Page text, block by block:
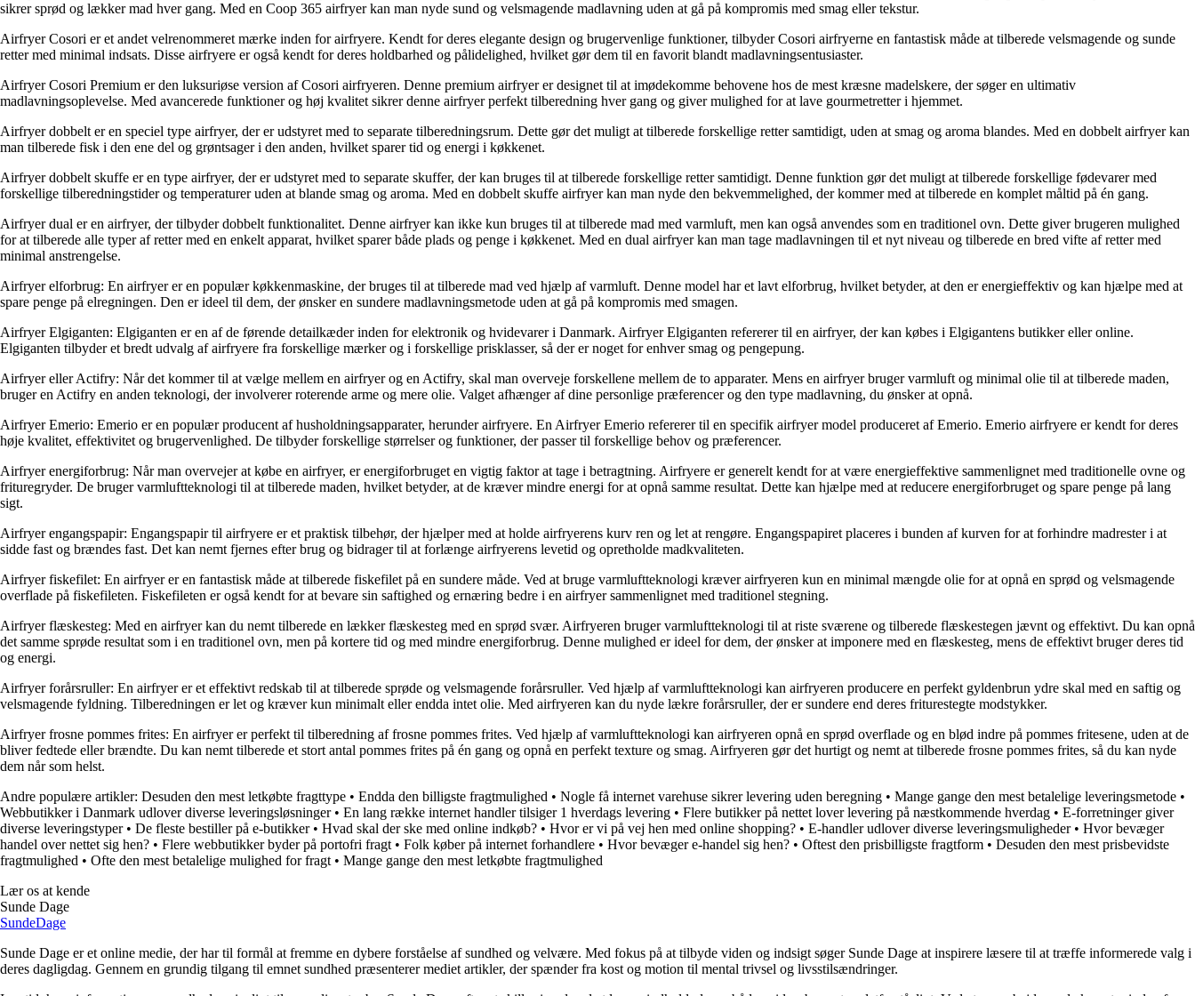
sikrer sprød og lækker mad hver gang. Med en Coop 365 airfryer kan man nyde sund og velsmagende madlavning uden at gå på kompromis med smag eller tekstur.
Airfryer Cosori er et andet velrenommeret mærke inden for airfryere. Kendt for deres elegante design og brugervenlige funktioner, tilbyder Cosori airfryerne en fantastisk måde at tilberede velsmagende og sunde
retter med minimal indsats. Disse airfryere er også kendt for deres holdbarhed og pålidelighed, hvilket gør dem til en favorit blandt madlavningsentusiaster.
Airfryer Cosori Premium er den luksuriøse version af Cosori airfryeren. Denne premium airfryer er designet til at imødekomme behovene hos de mest kræsne madelskere, der søger en ultimativ
madlavningsoplevelse. Med avancerede funktioner og høj kvalitet sikrer denne airfryer perfekt tilberedning hver gang og giver mulighed for at lave gourmetretter i hjemmet.
Airfryer dobbelt er en speciel type airfryer, der er udstyret med to separate tilberedningsrum. Dette gør det muligt at tilberede forskellige retter samtidigt, uden at smag og aroma blandes. Med en dobbelt airfryer kan
man tilberede fisk i den ene del og grøntsager i den anden, hvilket sparer tid og energi i køkkenet.
Airfryer dobbelt skuffe er en type airfryer, der er udstyret med to separate skuffer, der kan bruges til at tilberede forskellige retter samtidigt. Denne funktion gør det muligt at tilberede forskellige fødevarer med
forskellige tilberedningstider og temperaturer uden at blande smag og aroma. Med en dobbelt skuffe airfryer kan man nyde den bekvemmelighed, der kommer med at tilberede en komplet måltid på én gang.
Airfryer dual er en airfryer, der tilbyder dobbelt funktionalitet. Denne airfryer kan ikke kun bruges til at tilberede mad med varmluft, men kan også anvendes som en traditionel ovn. Dette giver brugeren mulighed
for at tilberede alle typer af retter med en enkelt apparat, hvilket sparer både plads og penge i køkkenet. Med en dual airfryer kan man tage madlavningen til et nyt niveau og tilberede en bred vifte af retter med
minimal anstrengelse.
Airfryer elforbrug: En airfryer er en populær køkkenmaskine, der bruges til at tilberede mad ved hjælp af varmluft. Denne model har et lavt elforbrug, hvilket betyder, at den er energieffektiv og kan hjælpe med at
spare penge på elregningen. Den er ideel til dem, der ønsker en sundere madlavningsmetode uden at gå på kompromis med smagen.
Airfryer Elgiganten: Elgiganten er en af de førende detailkæder inden for elektronik og hvidevarer i Danmark. Airfryer Elgiganten refererer til en airfryer, der kan købes i Elgigantens butikker eller online.
Elgiganten tilbyder et bredt udvalg af airfryere fra forskellige mærker og i forskellige prisklasser, så der er noget for enhver smag og pengepung.
Airfryer eller Actifry: Når det kommer til at vælge mellem en airfryer og en Actifry, skal man overveje forskellene mellem de to apparater. Mens en airfryer bruger varmluft og minimal olie til at tilberede maden,
bruger en Actifry en anden teknologi, der involverer roterende arme og mere olie. Valget afhænger af dine personlige præferencer og den type madlavning, du ønsker at opnå.
Airfryer Emerio: Emerio er en populær producent af husholdningsapparater, herunder airfryere. En Airfryer Emerio refererer til en specifik airfryer model produceret af Emerio. Emerio airfryere er kendt for deres
høje kvalitet, effektivitet og brugervenlighed. De tilbyder forskellige størrelser og funktioner, der passer til forskellige behov og præferencer.
Airfryer energiforbrug: Når man overvejer at købe en airfryer, er energiforbruget en vigtig faktor at tage i betragtning. Airfryere er generelt kendt for at være energieffektive sammenlignet med traditionelle ovne og
frituregryder. De bruger varmluftteknologi til at tilberede maden, hvilket betyder, at de kræver mindre energi for at opnå samme resultat. Dette kan hjælpe med at reducere energiforbruget og spare penge på lang
sigt.
Airfryer engangspapir: Engangspapir til airfryere er et praktisk tilbehør, der hjælper med at holde airfryerens kurv ren og let at rengøre. Engangspapiret placeres i bunden af ​​kurven for at forhindre madrester i at
sidde fast og brændes fast. Det kan nemt fjernes efter brug og bidrager til at forlænge airfryerens levetid og opretholde madkvaliteten.
Airfryer fiskefilet: En airfryer er en fantastisk måde at tilberede fiskefilet på en sundere måde. Ved at bruge varmluftteknologi kræver airfryeren kun en minimal mængde olie for at opnå en sprød og velsmagende
overflade på fiskefileten. Fiskefileten er også kendt for at bevare sin saftighed og ernæring bedre i en airfryer sammenlignet med traditionel stegning.
Airfryer flæskesteg: Med en airfryer kan du nemt tilberede en lækker flæskesteg med en sprød svær. Airfryeren bruger varmluftteknologi til at riste sværene og tilberede flæskestegen jævnt og effektivt. Du kan opnå
det samme sprøde resultat som i en traditionel ovn, men på kortere tid og med mindre energiforbrug. Denne mulighed er ideel for dem, der ønsker at imponere med en flæskesteg, mens de effektivt bruger deres tid
og energi.
Airfryer forårsruller: En airfryer er et effektivt redskab til at tilberede sprøde og velsmagende forårsruller. Ved hjælp af varmluftteknologi kan airfryeren producere en perfekt gyldenbrun ydre skal med en saftig og
velsmagende fyldning. Tilberedningen er let og kræver kun minimalt eller endda intet olie. Med airfryeren kan du nyde lækre forårsruller, der er sundere end deres friturestegte modstykker.
Airfryer frosne pommes frites: En airfryer er perfekt til tilberedning af frosne pommes frites. Ved hjælp af varmluftteknologi kan airfryeren opnå en sprød overflade og en blød indre på pommes fritesene, uden at de
bliver fedtede eller brændte. Du kan nemt tilberede et stort antal pommes frites på én gang og opnå en perfekt texture og smag. Airfryeren gør det hurtigt og nemt at tilberede frosne pommes frites, så du kan nyde
dem når som helst.
Andre populære artikler: Desuden den mest letkøbte fragttype • Endda den billigste fragtmulighed • Nogle få internet varehuse sikrer levering uden beregning • Mange gange den mest betalelige leveringsmetode •
Webbutikker i Danmark udlover diverse leveringsløsninger• En lang række internet handler tilsiger 1 hverdags levering • Flere butikker på nettet lover levering på næstkommende hverdag • E-forretninger giver
diverse leveringstyper• De fleste bestiller på e-butikker• Hvad skal der ske med online indkøb? • Hvor er vi på vej hen med online shopping? • E-handler udlover diverse leveringsmuligheder• Hvor bevæger
handel over nettet sig hen? • Flere webbutikker byder på portofri fragt • Folk køber på internet forhandlere • Hvor bevæger e-handel sig hen? • Oftest den prisbilligste fragtform • Desuden den mest prisbevidste
fragtmulighed • Ofte den mest betalelige mulighed for fragt • Mange gange den mest letkøbte fragtmulighed
Lær os at kende
Sunde Dage
SundeDage
Sunde Dage er et online medie, der har til formål at fremme en dybere forståelse af sundhed og velvære. Med fokus på at tilbyde viden og indsigt søger Sunde Dage at inspirere læsere til at træffe informerede valg i
deres dagligdag. Gennem en grundig tilgang til emnet sundhed præsenterer mediet artikler, der spænder fra kost og motion til mental trivsel og livsstilsændringer.